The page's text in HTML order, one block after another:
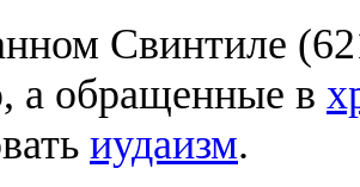
Свинтиле
а обращенные в
иудаизм.